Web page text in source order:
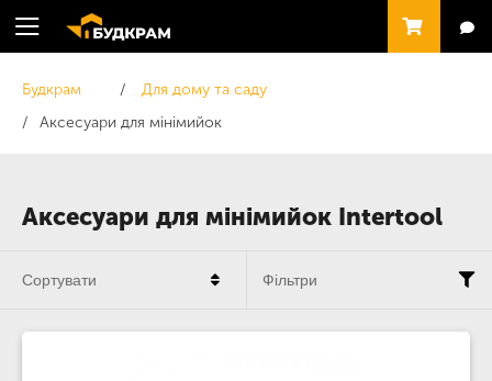
Аксесуари для мінімийок Intertool
Будкрам
Для дому та саду
Аксесуари для мінімийок
Сортувати Фільтри